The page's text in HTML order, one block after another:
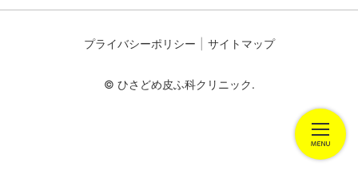
プライバシーポリシー サイトマップ
© ひさどめ皮ふ科クリニック.